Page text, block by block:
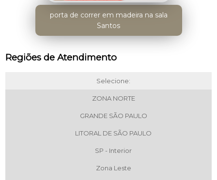
porta de correr em madeira na sala
Santos
Regiões de Atendimento
Selecione:
ZONA NORTE
GRANDE SÃO PAULO
LITORAL DE SÃO PAULO
SP - Interior
Zona Leste